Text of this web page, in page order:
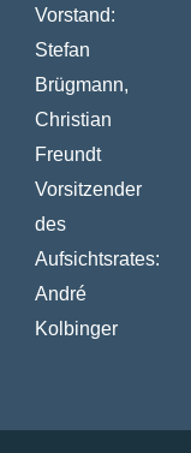
Vorstand:
Stefan
Brügmann,
Christian
Freundt
Vorsitzender
des
Aufsichtsrates:
André
Kolbinger